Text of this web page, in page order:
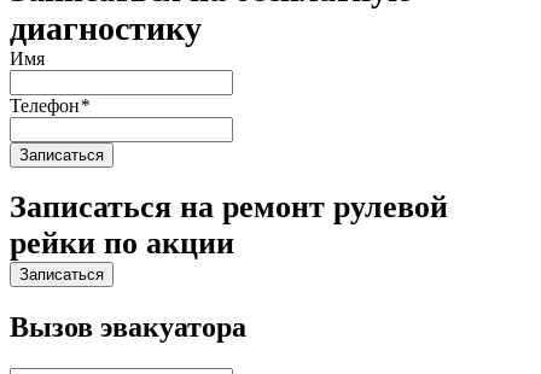
диагностику
Имя
Телефон*
Записаться на ремонт рулевой
рейки по акции
Вызов эвакуатора